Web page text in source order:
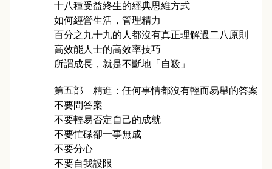
十八種受益終生的經典思維方式
如何經營生活，管理精力
百分之九十九的人都沒有真正理解過二八原則
高效能人士的高效率技巧
所謂成長，就是不斷地「自殺」
第五部
精進：任何事情都沒有輕而易舉的答案
不要問答案
不要輕易否定自己的成就
不要忙碌卻一事無成
不要分心
不要自我設限